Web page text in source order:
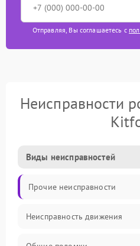
Отправляя, Вы соглашаетесь с
Неисправности
Виды неисправностей
Прочие неисправности
Неисправность движения